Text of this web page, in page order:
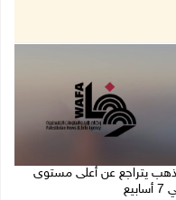
يتراجع عن أعلى مستوى